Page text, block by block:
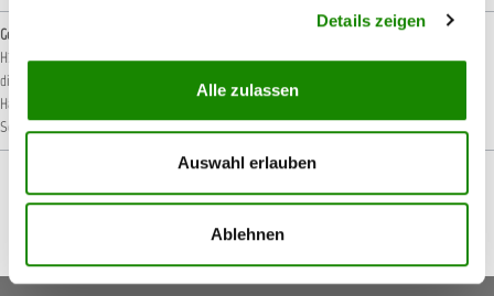
Details zeigen
Alle zulassen
Auswahl erlauben
Ablehnen
Gefahrenhinweise
H226: Flüssigkeit und Dampf entzündbar.H304: Kann bei Verschlucken und Eindringen in
die Atemwege tödlich sein.
H315: Verursacht Hautreizungen.
Hautreaktionen verursachen.
Schläfrigkeit und Benommenheit verursachen.